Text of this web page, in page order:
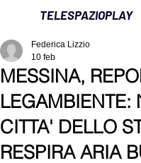
TELESPAZIOPLAY
MESSINA,
LEGAMBIENTE:
CITTA' DELLO
RESPIRA ARIA
Federica Lizzio
10 feb